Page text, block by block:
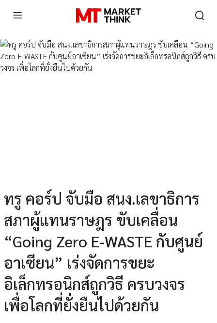
ทรู คอร์ป จับมือ สนง.เลขาธิการ
สภาผู้แทนราษฎร ขับเคลื่อน
“Going Zero E-WASTE กับศูนย์
อาเซียน” เร่งจัดการขยะ
อิเล็กทรอนิกส์ถูกวิธี ครบวงจร
เพื่อโลกที่ยั่งยืนไปด้วยกัน